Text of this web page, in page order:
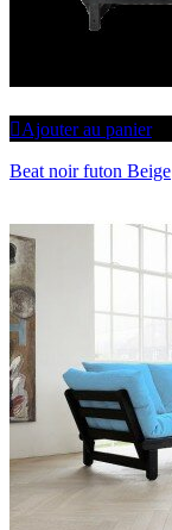
Ajouter au panier
Beat noir futon Beige